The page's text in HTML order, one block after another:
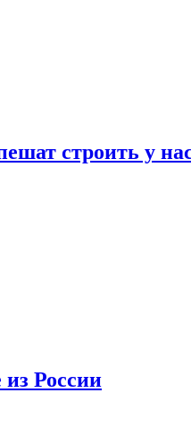
строить у
России